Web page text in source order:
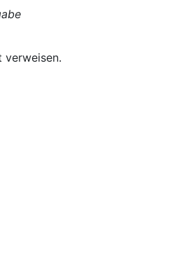
verweisen.